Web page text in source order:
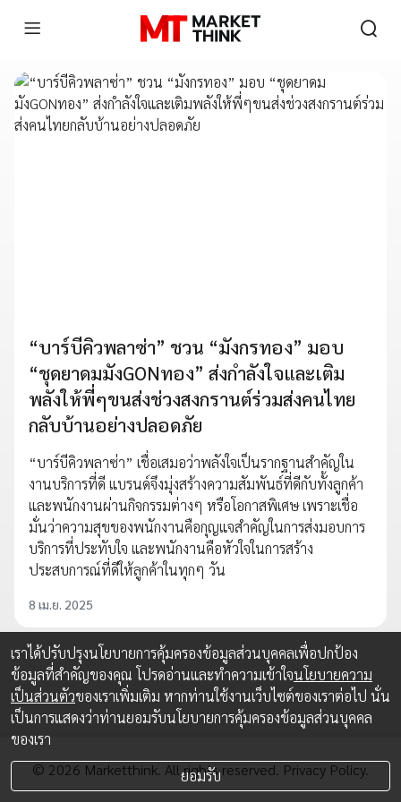
“บาร์บีคิวพลาซ่า” ชวน “มังกรทอง” มอบ
“ชุดยาดมมังGONทอง” ส่งกำลังใจและเติม
พลังให้พี่ๆขนส่งช่วงสงกรานต์ร่วมส่งคนไทย
กลับบ้านอย่างปลอดภัย
“บาร์บีคิวพลาซ่า” เชื่อเสมอว่าพลังใจเป็นรากฐานสำคัญใน
งานบริการที่ดี แบรนด์จึงมุ่งสร้างความสัมพันธ์ที่ดีกับทั้งลูกค้า
และพนักงานผ่านกิจกรรมต่างๆ หรือโอกาสพิเศษ เพราะเชื่อ
มั่นว่าความสุขของพนักงานคือกุญแจสำคัญในการส่งมอบการ
บริการที่ประทับใจ และพนักงานคือหัวใจในการสร้าง
ประสบการณ์ที่ดีให้ลูกค้าในทุกๆ วัน
8 เม.ย. 2025
© 2026 Marketthink. All rights reserved. Privacy Policy.
เราได้ปรับปรุงนโยบายการคุ้มครองข้อมูลส่วนบุคคลเพื่อปกป้อง
ข้อมูลที่สำคัญของคุณ โปรดอ่านและทำความเข้าใจนโยบายความ
เป็นส่วนตัวของเราเพิ่มเติม หากท่านใช้งานเว็บไซต์ของเราต่อไป นั่น
เป็นการแสดงว่าท่านยอมรับนโยบายการคุ้มครองข้อมูลส่วนบุคคล
ของเรา
ยอมรับ